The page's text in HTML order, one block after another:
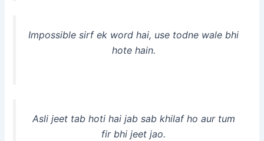
Impossible sirf ek word hai, use todne wale bhi
hote hain.
Asli jeet tab hoti hai jab sab khilaf ho aur tum
fir bhi jeet jao.